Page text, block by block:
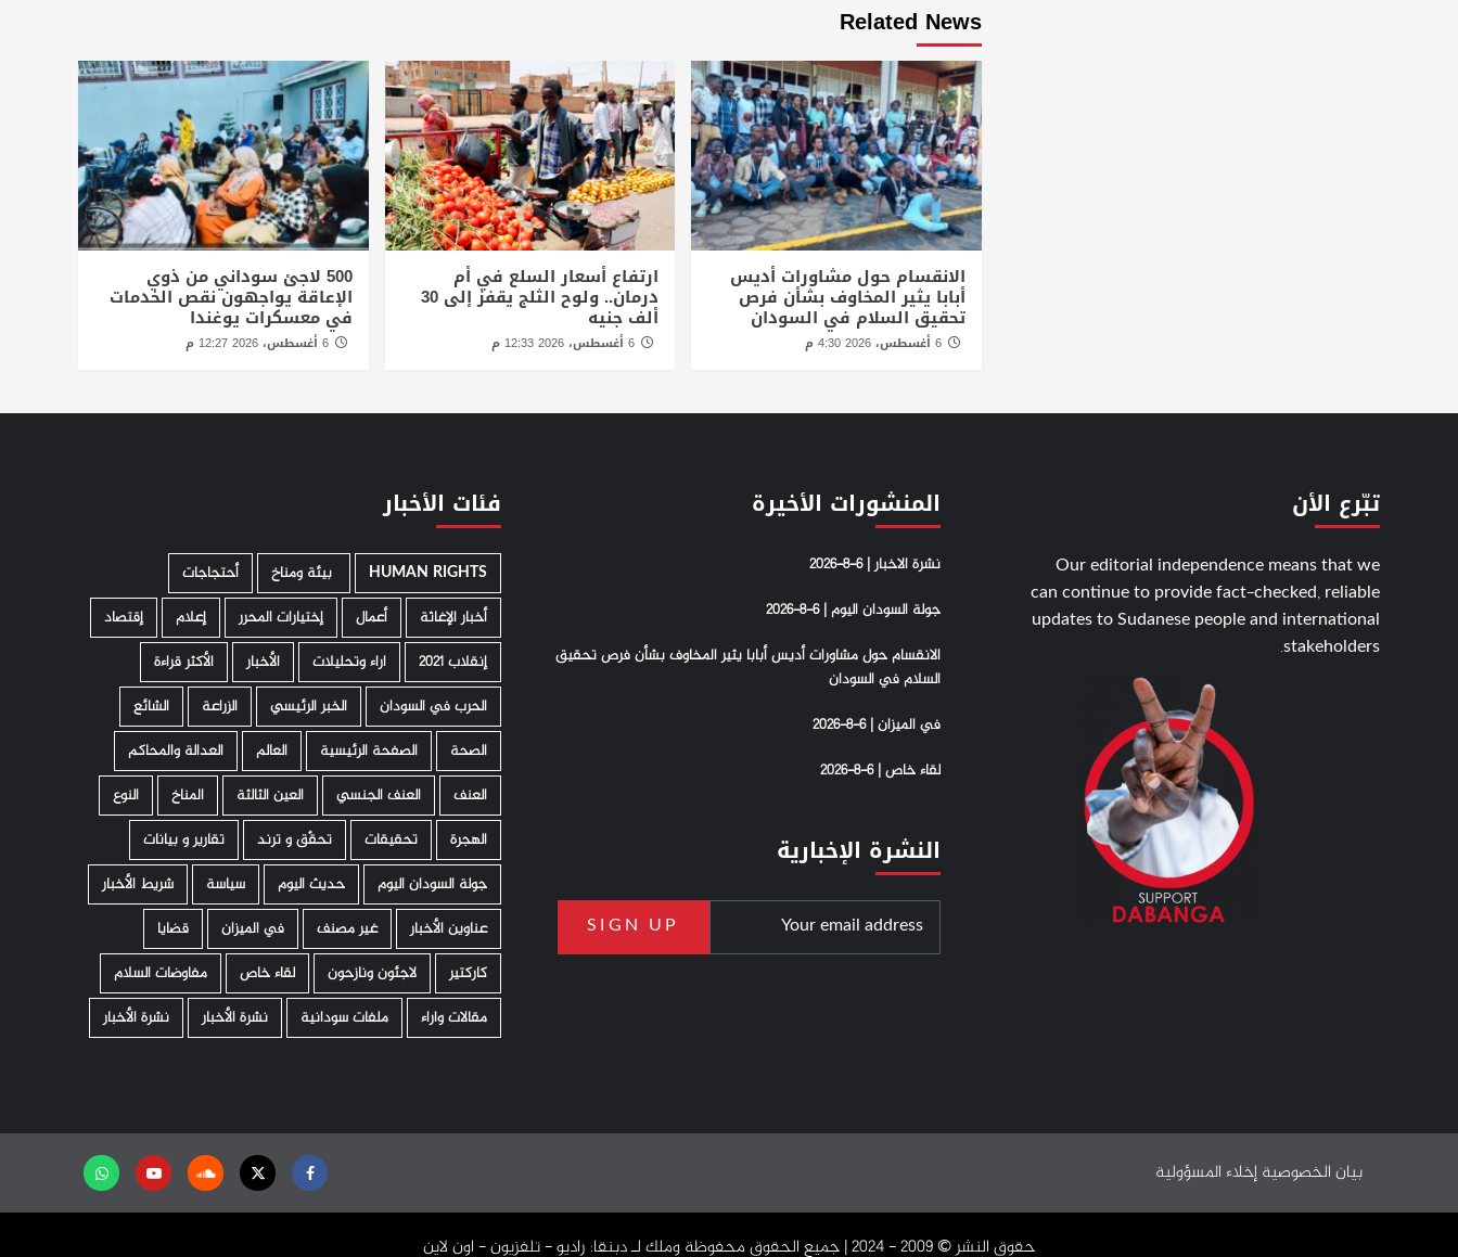
Related News
الانقسام حول مشاورات أديس
أبابا يثير المخاوف بشأن فرص
تحقيق السلام في السودان
6 أغسطس، 2026 4:30 م
ارتفاع أسعار السلع في أم
درمان.. ولوح الثلج يقفز إلى 30
ألف جنيه
500 لاجئ سوداني من ذوي
الإعاقة يواجهون نقص الخدمات
في معسكرات يوغندا
6 أغسطس، 2026 12:27 م
تبّرع الأن
Our editorial independence means that we
can continue to provide fact-checked, reliable
updates to Sudanese people and international
stakeholders.
المنشورات الأخيرة
نشرة الاخبار | 6-8-2026
جولة السودان اليوم | 6-8-2026
الانقسام حول مشاورات أديس أبابا يثير المخاوف بشأن فرص تحقيق
السلام في السودان
في الميزان | 6-8-2026
لقاء خاص | 6-8-2026
النشرة الإخبارية
فئات الأخبار
HUMAN RIGHTS ­ بيئة ومناخ
أحتجاجات
أخبار الإغاثة
أعمال إختيارات المحرر إعلام
إقتصاد
إنقلاب 2021
اراء وتحليلات الأخبار
الأكثر قراءة
الحرب في السودان
الخبر الرئيسي الزراعة
الشائع
الصحة
الصفحة الرئيسية العالم
العدالة والمحاكم
العنف
العنف الجنسي العين الثالثة المناخ
النوع
الهجرة
تحقيقات تحقّق و ترند
تقارير و بيانات
جولة السودان اليوم
حديث اليوم سياسة
شريط الأخبار
عناوين الأخبار
غير مصنف في الميزان
قضايا
كاركتير
لاجئون ونازحون لقاء خاص
مفاوضات السلام
مقالات واراء
ملفات سودانية نشرة الأخبار نشرة الأخبار
بيان الخصوصيةإخلاء المسؤولية Facebook
Twitter
Soundcloud
Youtubeتابعنا
على
حقوق النشر ©️ 2009 - 2024 | جميع الحقوق محفوظة وملك لـ دبنقا: راديو - تلفزيون - اون لاين